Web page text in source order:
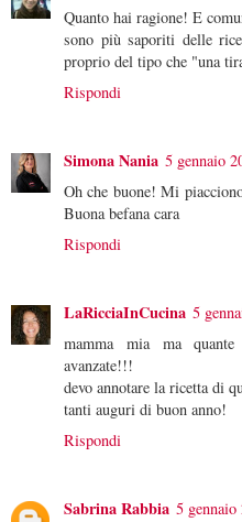
Quanto hai ragione! E
sono più saporiti delle
proprio del tipo che "una
Rispondi
Simona Nania 5 gennaio
Oh che buone! Mi
Buona befana cara
Rispondi
LaRicciaInCucina 5
mamma mia ma
avanzate!!!
devo annotare la ricetta di
tanti auguri di buon anno!
Rispondi
Sabrina Rabbia 5